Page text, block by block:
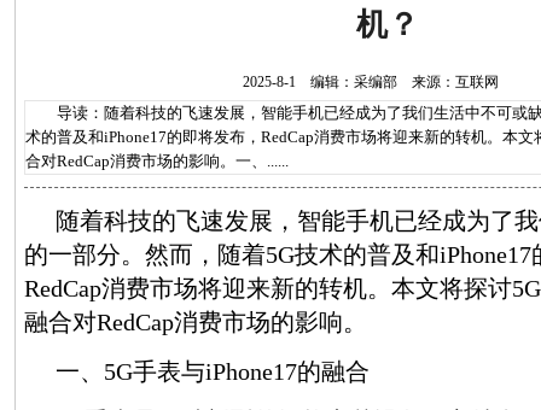
机？
2025-8-1 编辑：采编部 来源：互联网
导读：随着科技的飞速发展，智能手机已经成为了我们生活中不可或
术的普及和iPhone17的即将发布，RedCap消费市场将迎来新的转机。本文
合对RedCap消费市场的影响。一、......
随着科技的飞速发展，智能手机已经成为了
的一部分。然而，随着5G技术的普及和
RedCap消费市场将迎来新的转机。本文将探讨
融合对RedCap消费市场的影响。
一、5G手表与iPhone17的融合